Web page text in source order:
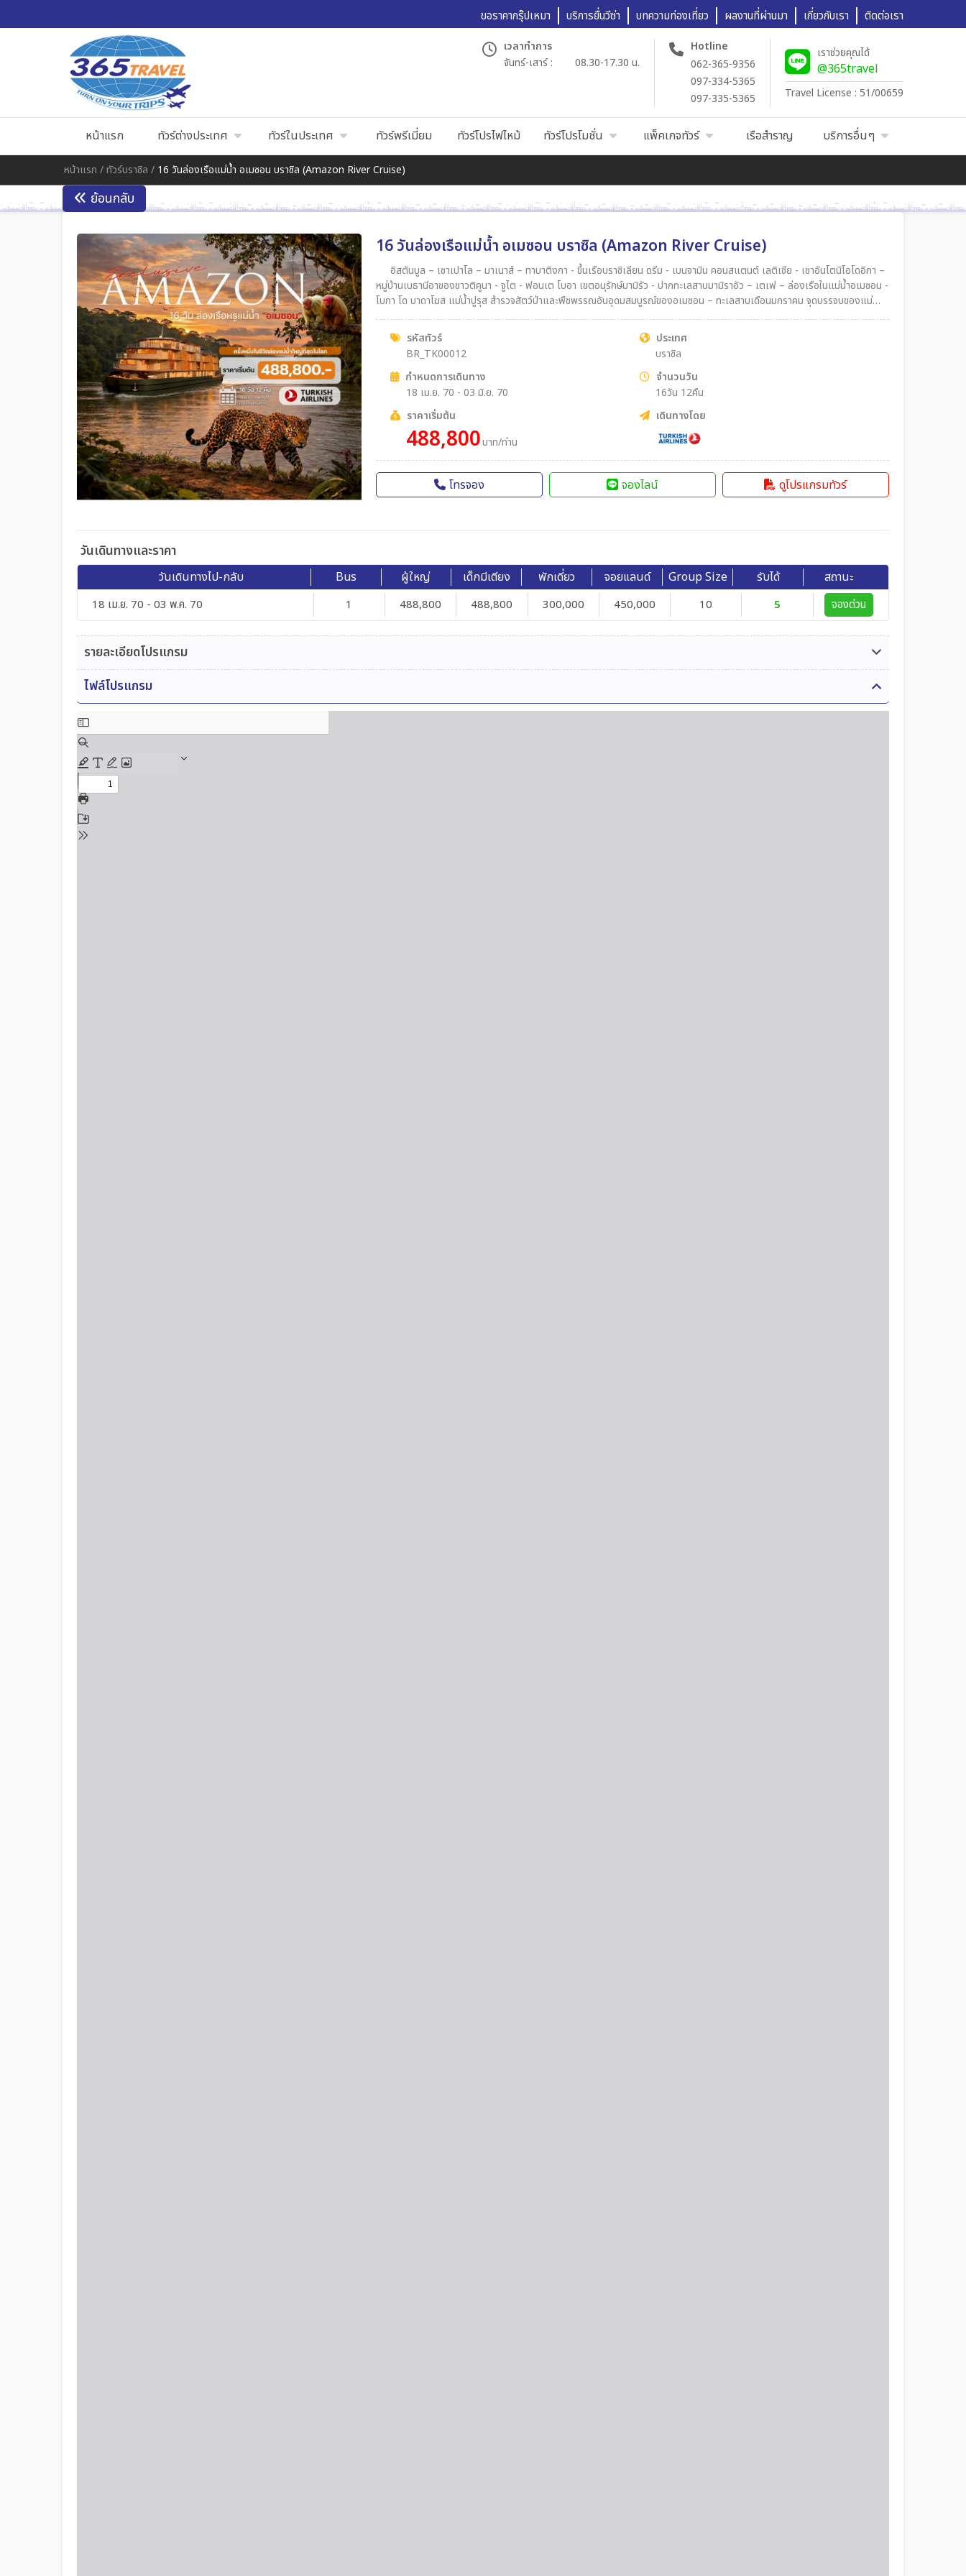
ขอราคากรุ๊ปเหมา บริการยื่นวีซ่า บทความท่องเที่ยว ผลงานที่ผ่านมา เกี่ยวกับเรา ติดต่อเรา
เวลาทำการ
จันทร์-เสาร์ :
08.30-17.30 น.
Hotline
062-365-9356
097-334-5365
097-335-5365
เราช่วยคุณได้
@365travel
Travel License : 51/00659
หน้าแรก ทัวร์ต่างประเทศ ทัวร์ในประเทศ ทัวร์พรีเมี่ยม ทัวร์โปรไฟไหม้ ทัวร์โปรโมชั่น แพ็คเกจทัวร์ เรือสำราญ บริการอื่นๆ
หน้าแรก /ทัวร์บราซิล / 16 วันล่องเรือแม่น้ำ อเมซอน บราซิล (Amazon River Cruise)
ย้อนกลับ
16 วันล่องเรือแม่น้ำ อเมซอน บราซิล (Amazon River Cruise)
อิสตันบูล – เซาเปาโล – มาเนาส์ – ทาบาติงกา - ขึ้นเรือบราซิเลียน ดรีม - เบนจามิน คอนสแตนต์ เลติเซีย - เซาอันโตนิโอโดอิกา –
หมู่บ้านเบธานีอาของชาวติคูนา - จูไต - ฟอนเต โบอา เขตอนุรักษ์มามิรัว - ปากทะเลสาบมามิราอัว – เตเฟ – ล่องเรือในแม่น้ำอเมซอน -
โบกา โด บาดาโฆส แม่น้ำปูรุส สำรวจสัตว์ป่าและพืชพรรณอันอุดมสมบูรณ์ของอเมซอน – ทะเลสาบเดือนมกราคม จุดบรรจบของแม่น้ำริ
โอเนโกรและแม่น้ำโซลิโมเอส (แม่น้ำสองสี)
รหัสทัวร์
BR_TK00012
ประเทศ
บราซิล
กำหนดการเดินทาง
18 เม.ย. 70 - 03 มิ.ย. 70
จำนวนวัน
16วัน 12คืน
ราคาเริ่มต้น
488,800บาท/ท่าน
เดินทางโดย
โทรจอง จองไลน์ ดูโปรแกรมทัวร์
วันเดินทางและราคา
วันเดินทางไป-กลับ Bus ผู้ใหญ่ เด็กมีเตียง พักเดี่ยว จอยแลนด์ Group Size รับได้ สถานะ
18 เม.ย. 70 - 03 พ.ค. 70 1 488,800 488,800 300,000 450,000 10 5 จองด่วน
รายละเอียดโปรแกรม
ไฟล์โปรแกรม